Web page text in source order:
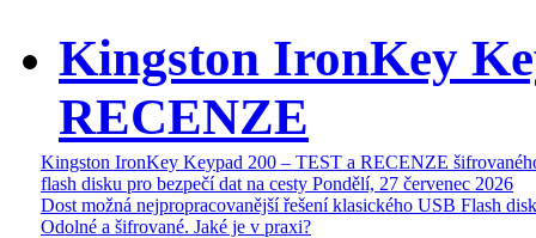
Kingston IronKey
RECENZE
Kingston IronKey Keypad 200 – TEST a RECENZE
flash disku pro bezpečí dat na cesty Pondělí, 27 červenec 2026
Dost možná nejpropracovanější řešení klasického USB Flash
Odolné a šifrované. Jaké je v praxi?